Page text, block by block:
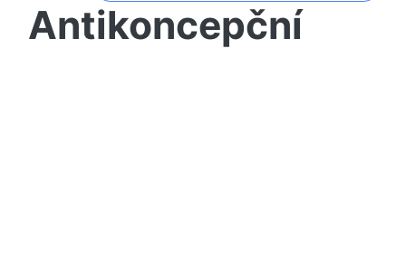
Antikoncepční